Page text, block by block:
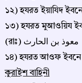
১৩) হযরত মুআওয়িয
(রাঃ) معوذ بن الحارث
কুরাইশ বাহিনী